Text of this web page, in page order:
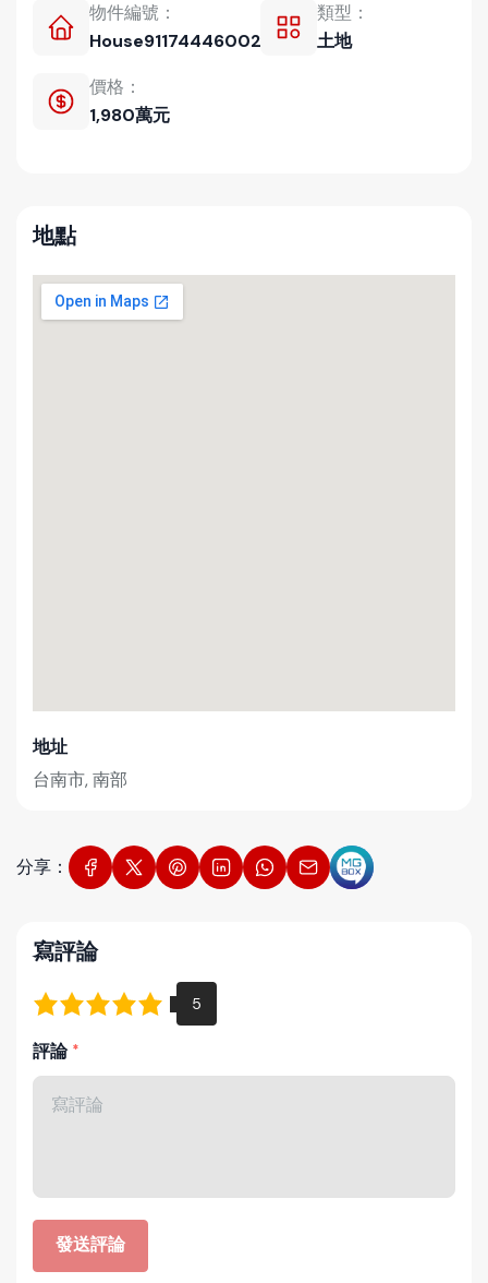
物件編號：
House911744460029
類型：
土地
價格：
1,980萬元
地點
地址
台南市, 南部
分享：
寫評論
評論
發送評論